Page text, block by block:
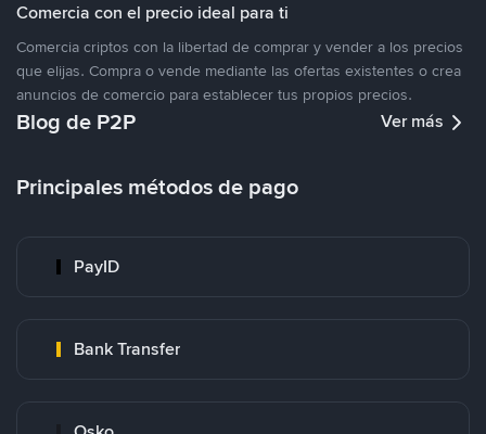
Comercia con el precio ideal para ti
Comercia criptos con la libertad de comprar y vender a los precios
que elijas. Compra o vende mediante las ofertas existentes o crea
anuncios de comercio para establecer tus propios precios.
Blog de P2P Ver más
Principales métodos de pago
PayID
Bank Transfer